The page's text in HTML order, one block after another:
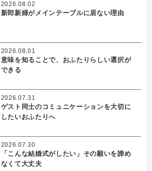
新郎新婦がメインテーブルに居ない理由
2026.08.02
意味を知ることで、おふたりらしい選択が
できる
2026.08.01
ゲスト同士のコミュニケーションを大切に
したいおふたりへ
2026.07.31
「こんな結婚式がしたい」その願いを諦め
なくて大丈夫
2026.07.30